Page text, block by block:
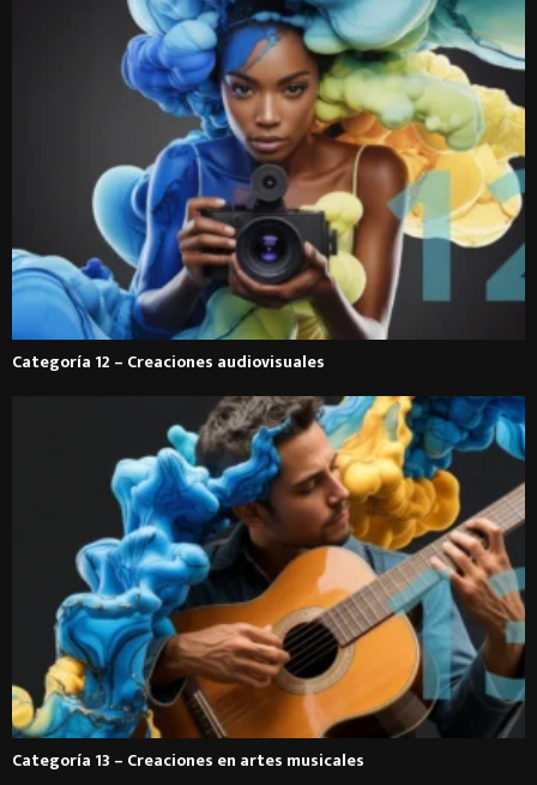
Categoría 12 – Creaciones audiovisuales
Categoría 13 – Creaciones en artes musicales